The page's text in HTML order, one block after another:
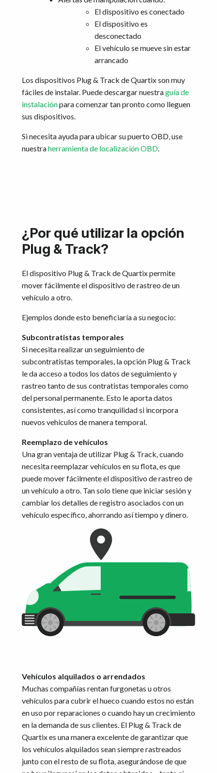
El dispositivo es conectado
El dispositivo es
desconectado
El vehículo se mueve sin estar
arrancado
Los dispositivos Plug & Track de Quartix son muy
fáciles de instalar. Puede descargar nuestraguía de
instalaciónpara comenzar tan pronto como lleguen
sus dispositivos.
Si necesita ayuda para ubicar su puerto OBD, use
nuestraherramienta de localización OBD.
¿Por qué utilizar la opción
Plug & Track?
El dispositivo Plug & Track de Quartix permite
mover fácilmente el dispositivo de rastreo de un
vehículo a otro.
Ejemplos donde esto beneficiaría a su negocio:
Subcontratistas temporales
Si necesita realizar un seguimiento de
subcontratistas temporales, la opción Plug & Track
le da acceso a todos los datos de seguimiento y
rastreo tanto de sus contratistas temporales como
del personal permanente. Esto le aporta datos
consistentes, así como tranquilidad si incorpora
nuevos vehículos de manera temporal.
Reemplazo de vehículos
Una gran ventaja de utilizar Plug & Track, cuando
necesita reemplazar vehículos en su flota, es que
puede mover fácilmente el dispositivo de rastreo de
un vehículo a otro. Tan solo tiene que iniciar sesión y
cambiar los detalles de registro asociados con un
vehículo específico, ahorrando así tiempo y dinero.
Vehículos alquilados o arrendados
Muchas compañías rentan furgonetas u otros
vehículos para cubrir el hueco cuando estos no están
en uso por reparaciones o cuando hay un crecimiento
en la demanda de sus clientes. El Plug & Track de
Quartix es una manera excelente de garantizar que
los vehículos alquilados sean siempre rastreados
junto con el resto de su flota, asegurándose de que